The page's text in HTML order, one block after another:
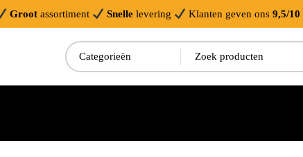
Groot assortiment Snelle levering Klanten geven ons9,5/10